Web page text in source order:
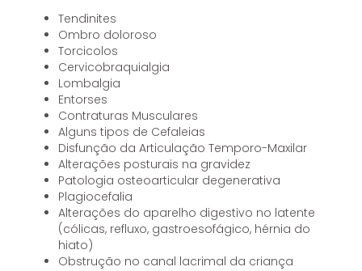
Tendinites
Ombro doloroso
Torcicolos
Cervicobraquialgia
Lombalgia
Entorses
Contraturas Musculares
Alguns tipos de Cefaleias
Disfunção da Articulação Temporo-Maxilar
Alterações posturais na gravidez
Patologia osteoarticular degenerativa
Plagiocefalia
Alterações do aparelho digestivo no latente
(cólicas, refluxo, gastroesofágico, hérnia do
hiato)
Obstrução no canal lacrimal da criança